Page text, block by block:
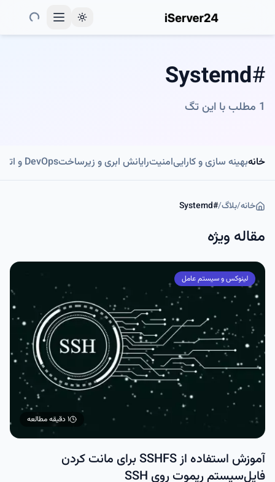
Toggle theme
#
Systemd
1 مطلب با این تگ
خانهبهینه سازی و کاراییامنیترایانش ابری و زیرساختDevOps و اتوماسیون
خانه/بلاگ/
#
Systemd
مقاله ویژه
لینوکس و سیستم عامل
۱ دقیقه مطالعه
آموزش استفاده از SSHFS برای مانت کردن
فایل‌سیستم ریموت روی SSH